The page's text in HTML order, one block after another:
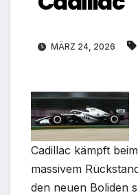
MÄRZ 24, 2026
Cadillac kämpft
massivem
den neuen Boliden